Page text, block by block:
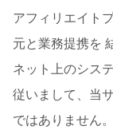
アフィリエイト
元と業務提携を
ネット上のシス
従いまして、当
ではありません。